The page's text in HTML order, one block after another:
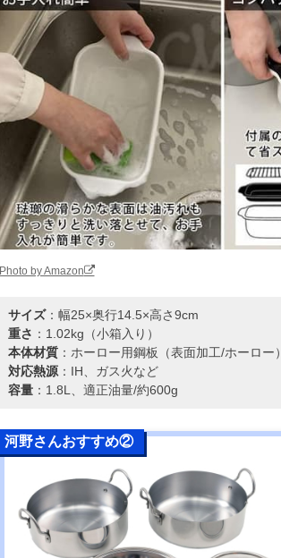
Photo by Amazon
サイズ：幅25×奥行14.5×高さ9cm
重さ ：1.02kg（小箱入り）
本体材質：ホーロー用鋼板（表面加工/ホーロー）
対応熱源：IH、ガス火など
容量：1.8L、適正油量/約600g
河野さんおすすめ②